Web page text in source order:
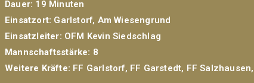
Dauer: 19 Minuten
Einsatzort: Garlstorf, Am Wiesengrund
Einsatzleiter: OFM Kevin Siedschlag
Mannschaftsstärke: 8
Weitere Kräfte: FF Garlstorf, FF Garstedt, FF